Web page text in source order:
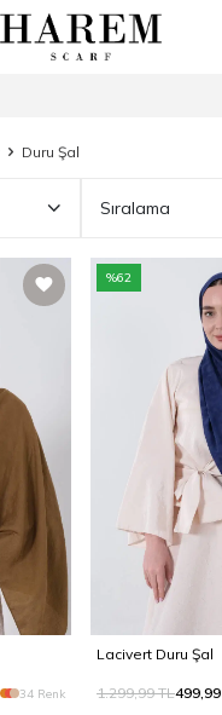
Duru Şal
Sıralama
34 Renk
%62
Lacivert Duru Şal
1.299,99TL499,99